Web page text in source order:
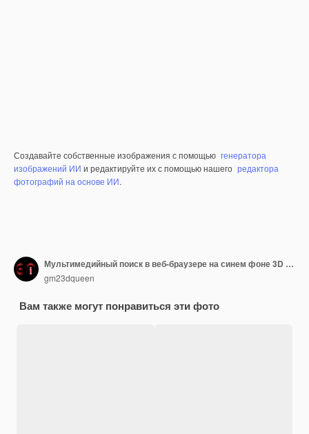
Создавайте собственные изображения с помощью генератора
изображений ИИ и редактируйте их с помощью нашего редактора
фотографий на основе ИИ.
Мультимедийный поиск в веб-браузере на синем фоне 3D рендеринг
gm23dqueen
Вам также могут понравиться эти фото